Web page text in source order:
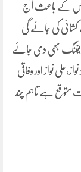
جس کے باعث آج
کشائی کی جائے گی
بھی دی جائے
نواز اور وفاقی
متوقع ہے تاہم چند